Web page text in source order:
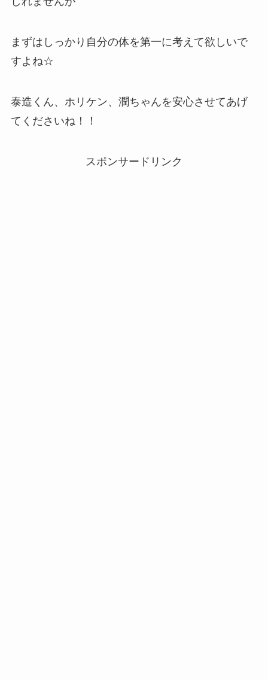
まずはしっかり自分の体を第一に考えて欲しいで
すよね☆
泰造くん、ホリケン、潤ちゃんを安心させてあげ
てくださいね！！
スポンサードリンク